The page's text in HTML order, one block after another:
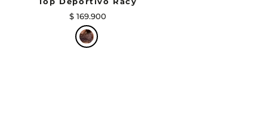
$ 169.900